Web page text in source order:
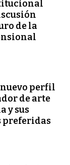
de la
nuevo perfil
de arte
y sus
preferidas